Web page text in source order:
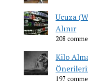
Ucuza
Alınır
208
Kilo
197